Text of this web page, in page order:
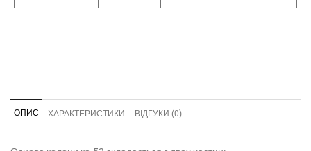
ОПИС ХАРАКТЕРИСТИКИ ВІДГУКИ (0)